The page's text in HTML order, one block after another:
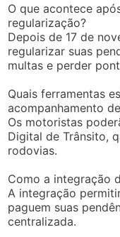
O que acontece
regularização?
Depois de 17 de
regularizar suas
multas e perder
Quais ferramentas
acompanhamento
Os motoristas
Digital de Trânsito,
rodovias.
Como a integração
A integração
paguem suas
centralizada.